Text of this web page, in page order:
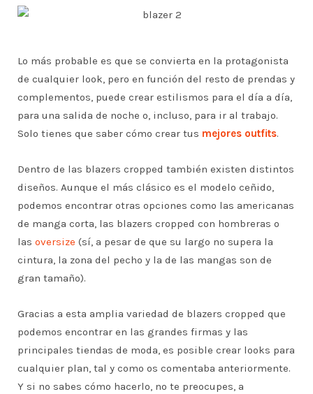
Lo más probable es que se convierta en la protagonista
de cualquier look, pero en función del resto de prendas y
complementos, puede crear estilismos para el día a día,
para una salida de noche o, incluso, para ir al trabajo.
Solo tienes que saber cómo crear tus mejores outfits.
Dentro de las blazers cropped también existen distintos
diseños. Aunque el más clásico es el modelo ceñido,
podemos encontrar otras opciones como las americanas
de manga corta, las blazers cropped con hombreras o
las oversize (sí, a pesar de que su largo no supera la
cintura, la zona del pecho y la de las mangas son de
gran tamaño).
Gracias a esta amplia variedad de blazers cropped que
podemos encontrar en las grandes firmas y las
principales tiendas de moda, es posible crear looks para
cualquier plan, tal y como os comentaba anteriormente.
Y si no sabes cómo hacerlo, no te preocupes, a